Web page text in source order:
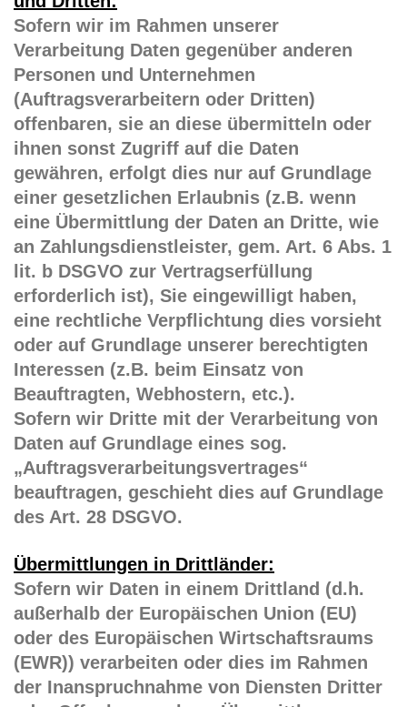
Sofern wir im Rahmen unserer
Verarbeitung Daten gegenüber anderen
Personen und Unternehmen
(Auftragsverarbeitern oder Dritten)
offenbaren, sie an diese übermitteln oder
ihnen sonst Zugriff auf die Daten
gewähren, erfolgt dies nur auf Grundlage
einer gesetzlichen Erlaubnis (z.B. wenn
eine Übermittlung der Daten an Dritte, wie
an Zahlungsdienstleister, gem. Art. 6 Abs. 1
lit. b DSGVO zur Vertragserfüllung
erforderlich ist), Sie eingewilligt haben,
eine rechtliche Verpflichtung dies vorsieht
oder auf Grundlage unserer berechtigten
Interessen (z.B. beim Einsatz von
Beauftragten, Webhostern, etc.).
Sofern wir Dritte mit der Verarbeitung von
Daten auf Grundlage eines sog.
„Auftragsverarbeitungsvertrages“
beauftragen, geschieht dies auf Grundlage
des Art. 28 DSGVO.
Übermittlungen in Drittländer:
Sofern wir Daten in einem Drittland (d.h.
außerhalb der Europäischen Union (EU)
oder des Europäischen Wirtschaftsraums
(EWR)) verarbeiten oder dies im Rahmen
der Inanspruchnahme von Diensten Dritter